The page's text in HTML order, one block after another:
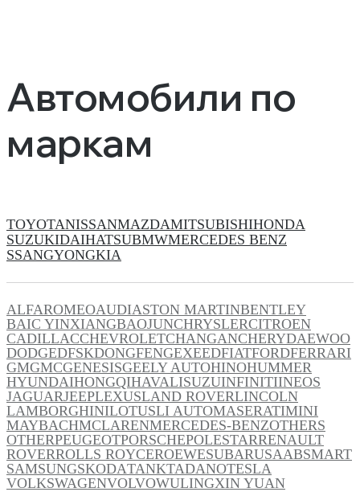
Автомобили по
маркам
TOYOTANISSANMAZDAMITSUBISHIHONDA
SUZUKIDAIHATSUBMWMERCEDES BENZ
SSANGYONGKIA
ALFAROMEOAUDIASTON MARTINBENTLEY
BAIC YINXIANGBAOJUNCHRYSLERCITROEN
CADILLACCHEVROLETCHANGANCHERYDAEWOO
DODGEDFSKDONGFENGEXEEDFIATFORDFERRARI
GMGMCGENESISGEELY AUTOHINOHUMMER
HYUNDAIHONGQIHAVALISUZUINFINITIINEOS
JAGUARJEEPLEXUSLAND ROVERLINCOLN
LAMBORGHINILOTUSLI AUTOMASERATIMINI
MAYBACHMCLARENMERCEDES-BENZOTHERS
OTHERPEUGEOTPORSCHEPOLESTARRENAULT
ROVERROLLS ROYCEROEWESUBARUSAABSMART
SAMSUNGSKODATANKTADANOTESLA
VOLKSWAGENVOLVOWULINGXIN YUAN